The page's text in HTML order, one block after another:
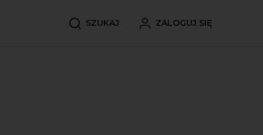
SZUKAJ ZALOGUJ SIĘ